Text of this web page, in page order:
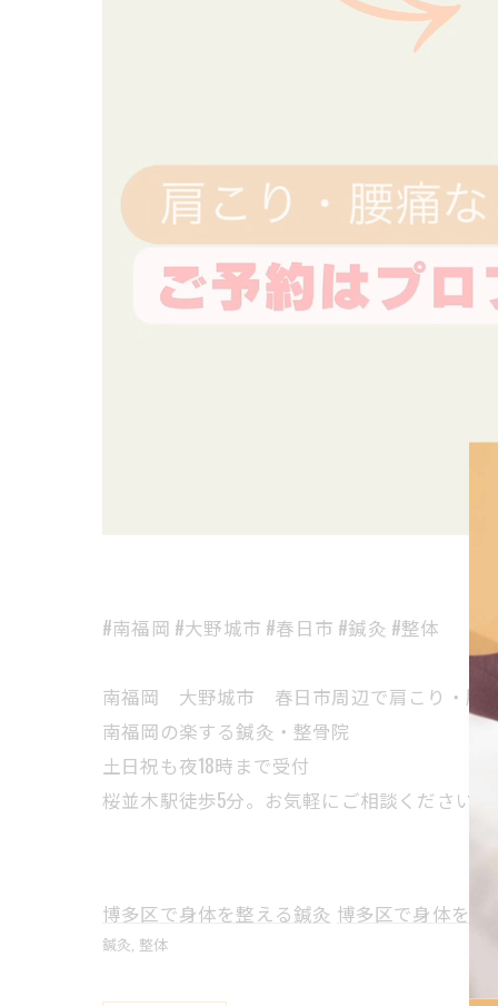
#南福岡 #大野城市 #春日市 #鍼灸 #整体
南福岡 大野城市 春日市周辺で肩こり・腰痛
南福岡の楽する鍼灸・整骨院
土日祝も夜18時まで受付
桜並木駅徒歩5分。お気軽にご相談ください。
博多区で身体を整える鍼灸 博多区で身体を整
鍼灸 整体